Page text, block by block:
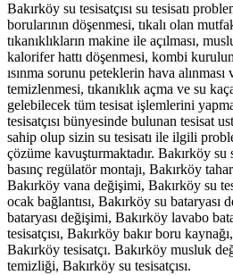
Bakırköy su tesisatçısı su tesisatı
borularının döşenmesi, tıkalı olan
tıkanıklıkların makine ile açılması,
kalorifer hattı döşenmesi, kombi
ısınma sorunu peteklerin hava
temizlenmesi, tıkanıklık açma ve su
gelebilecek tüm tesisat işlemlerini
tesisatçısı bünyesinde bulunan tesisat
sahip olup sizin su tesisatı ile ilgili
çözüme kavuşturmaktadır. Bakırköy su
basınç regülatör montajı, Bakırköy
Bakırköy vana değişimi, Bakırköy su
ocak bağlantısı, Bakırköy su bataryası
bataryası değişimi, Bakırköy lavabo
tesisatçısı, Bakırköy bakır boru
Bakırköy tesisatçı. Bakırköy musluk
temizliği, Bakırköy su tesisatçısı.